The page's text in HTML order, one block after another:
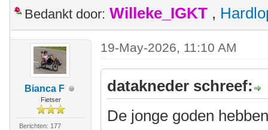
Bedankt door: Willeke_IGKT ,
Bianca F
Fietser
Berichten: 177
19-May-2026, 11:10 AM
datakneder schreef:
De jonge goden